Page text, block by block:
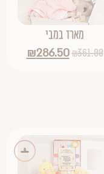
₪361.00
₪286.50
מארז במבי